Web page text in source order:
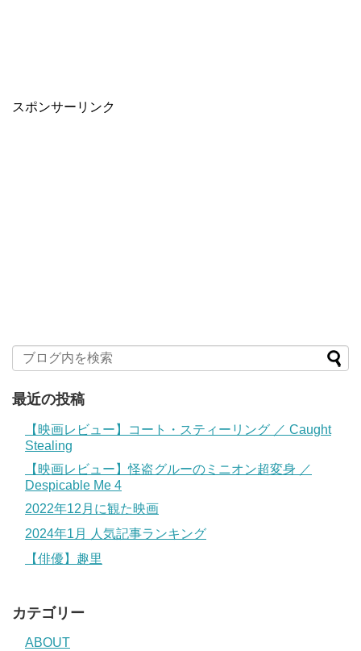
スポンサーリンク
最近の投稿
【映画レビュー】コート・スティーリング ／ Caught
Stealing
【映画レビュー】怪盗グルーのミニオン超変身 ／
Despicable Me 4
2022年12月に観た映画
2024年1月 人気記事ランキング
【俳優】趣里
カテゴリー
ABOUT